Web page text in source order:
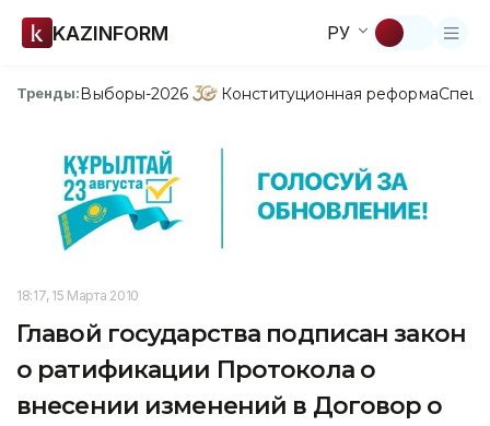
KAZINFORM РУ
Тренды:Выборы-2026 Конституционная реформа
18:17, 15 Марта 2010
Главой государства подписан закон
о ратификации Протокола о
внесении изменений в Договор о